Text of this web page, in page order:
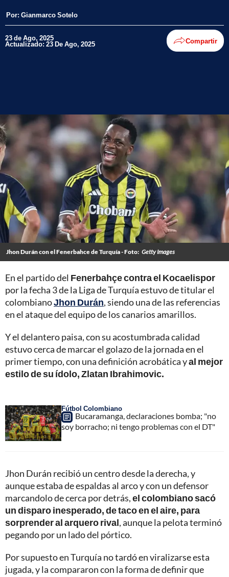
Por: Gianmarco Sotelo
23 de Ago, 2025
Actualizado: 23 De Ago, 2025 Compartir
Jhon Durán con el Fenerbahce de Turquía - Foto: Getty Images
En el partido del Fenerbahçe contra el Kocaelispor
por la fecha 3 de la Liga de Turquía estuvo de titular el
colombianoJhon Durán, siendo una de las referencias
en el ataque del equipo de los canarios amarillos.
Y el delantero paisa, con su acostumbrada calidad
estuvo cerca de marcar el golazo de la jornada en el
primer tiempo, con una definición acrobática yal mejor
estilo de su ídolo, Zlatan Ibrahimovic.
Fútbol Colombiano
Bucaramanga, declaraciones bomba; "no
soy borracho; ni tengo problemas con el DT"
Jhon Durán recibió un centro desde la derecha, y
aunque estaba de espaldas al arco y con un defensor
marcandolo de cerca por detrás,el colombiano sacó
un disparo inesperado, de taco en el aire, para
sorprender al arquero rival, aunque la pelota terminó
pegando por un lado del pórtico.
Por supuesto en Turquía no tardó en viralizarse esta
jugada, y la compararon con la forma de definir que